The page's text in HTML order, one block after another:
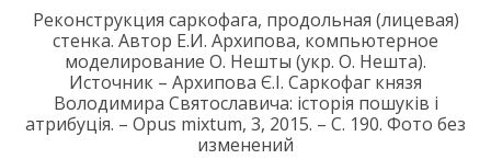
Реконструкция саркофага, продольная (лицевая)
стенка. Автор Е.И. Архипова, компьютерное
моделирование О. Нешты (укр. О. Нешта).
Источник – Архипова Є.І. Саркофаг князя
Володимира Святославича: історія пошуків і
атрибуція. – Opus mixtum, 3, 2015. – С. 190. Фото без
изменений